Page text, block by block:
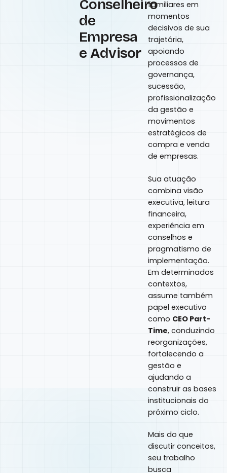
Conselheiro
de
Empresa
e Advisor
familiares em
momentos
decisivos de sua
trajetória,
apoiando
processos de
governança,
sucessão,
profissionalização
da gestão e
movimentos
estratégicos de
compra e venda
de empresas.
Sua atuação
combina visão
executiva, leitura
financeira,
experiência em
conselhos e
pragmatismo de
implementação.
Em determinados
contextos,
assume também
papel executivo
como CEO Part-
Time, conduzindo
reorganizações,
fortalecendo a
gestão e
ajudando a
construir as bases
institucionais do
próximo ciclo.
Mais do que
discutir conceitos,
seu trabalho
busca